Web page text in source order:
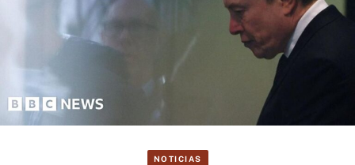
NOTICIAS